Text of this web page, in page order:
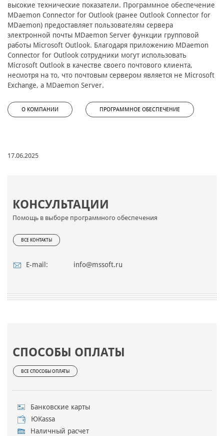
КОНСУЛЬТАЦИИ
Помощь в выборе программного обеспечения
ВСЕ КОНТАКТЫ
E-mail: info@mssoft.ru
СПОСОБЫ ОПЛАТЫ
ВСЕ СПОСОБЫ ОПЛАТЫ
Банковские карты
ЮKassa
Наличный расчет
высокие технические показатели. Программное обеспечение
MDaemon Connector for Outlook (ранее Outlook Connector for
MDaemon) предоставляет пользователям сервера
электронной почты MDaemon Server функции групповой
работы Microsoft Outlook. Благодаря приложению MDaemon
Connector for Outlook сотрудники могут использовать
Microsoft Outlook в качестве своего почтового клиента,
несмотря на то, что почтовым сервером является не Microsoft
Exchange, а MDaemon Server.
О КОМПАНИИ ПРОГРАММНОЕ ОБЕСПЕЧЕНИЕ
17.06.2025